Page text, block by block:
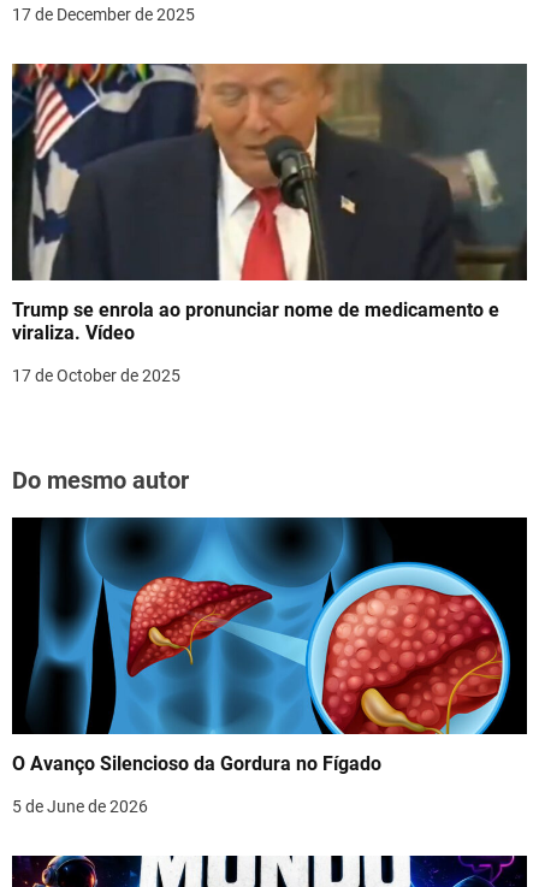
17 de December de 2025
Trump se enrola ao pronunciar nome de medicamento e
viraliza. Vídeo
17 de October de 2025
Do mesmo autor
O Avanço Silencioso da Gordura no Fígado
5 de June de 2026